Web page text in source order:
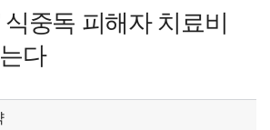
중독 피해자 치료비
다